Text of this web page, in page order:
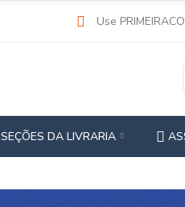
Use
SEÇÕES DA LIVRARIA